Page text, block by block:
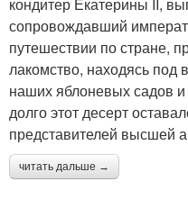
кондитер Екатерины II,
сопровождавший
путешествии по стране,
лакомство, находясь под
наших яблоневых садов
долго этот десерт
представителей высшей
читать дальше →